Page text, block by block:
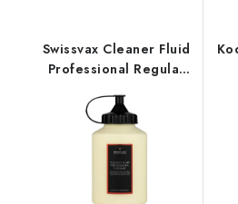
Swissvax Cleaner Fluid
Professional Regular